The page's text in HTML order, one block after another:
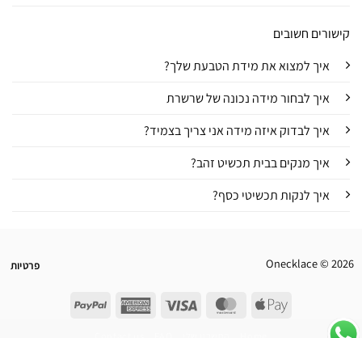
קישורים חשובים
איך למצוא את מידת הטבעת שלך?
איך לבחור מידה נכונה של שרשרת
איך לבדוק איזה מידה אני צריך בצמיד?
איך מנקים בבית תכשיט זהב?
איך לנקות תכשיטי כסף?
Onecklace © 2026
Apple
MasterCard
Visa
American
PayPal
פרטיות